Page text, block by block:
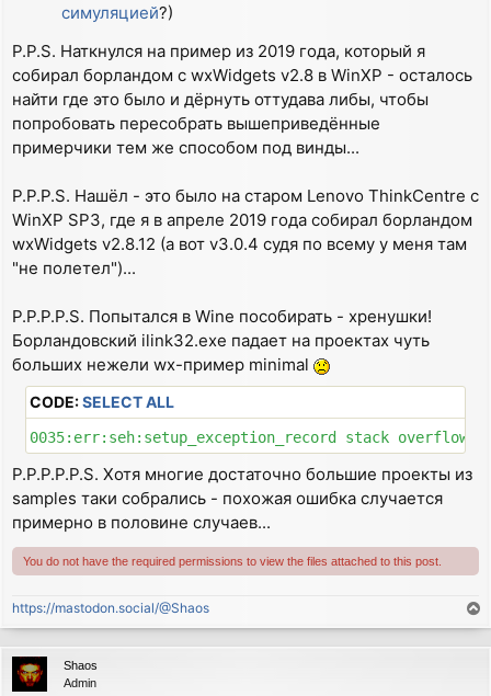
{
  if(event.Dragging())
  {
    wxPen pen(*wxBLACK, 1);
    memdc->SetPen(pen);
    wxPoint point = event.GetPosition();
    memdc->DrawPoint(point);
    memdc->SetPen(wxNullPen);
    Refresh();
  }
}
void MyFrame::OnPaint(wxPaintEvent& event)
  int width, height;
  GetSize(&width,&height);
  wxPaintDC dc(this);
//  dc.SetClippingRegion(GetUpdateRegion());
  dc.Blit(0, 0, width, height, memdc, 0, 0);
//  printf("Paint %d:%d\n",width,height);
}
const
#include "icon16x16.xpm"
const
#include "icon20x20_new.xpm"
#include "icon20x20_open.xpm"
const
#include "icon20x20_save.xpm"
const
#include "icon20x20_cut.xpm"
симуляцией?)
P.P.S. Наткнулся на пример из 2019 года, который я
собирал борландом с wxWidgets v2.8 в WinXP - осталось
найти где это было и дёрнуть оттудава либы, чтобы
попробовать пересобрать вышеприведённые
примерчики тем же способом под винды...
P.P.P.S. Нашёл - это было на старом Lenovo ThinkCentre с
WinXP SP3, где я в апреле 2019 года собирал борландом
wxWidgets v2.8.12 (а вот v3.0.4 судя по всему у меня там
"не полетел")...
P.P.P.P.S. Попытался в Wine пособирать - хренушки!
Борландовский ilink32.exe падает на проектах чуть
больших нежели wx-пример minimal
CODE:SELECT ALL
P.P.P.P.P.S. Хотя многие достаточно большие проекты из
samples таки собрались - похожая ошибка случается
примерно в половине случаев...
You do not have the required permissions to view the files attached to this post.
https://mastodon.social/@Shaos
o
p
Shaos
Admin